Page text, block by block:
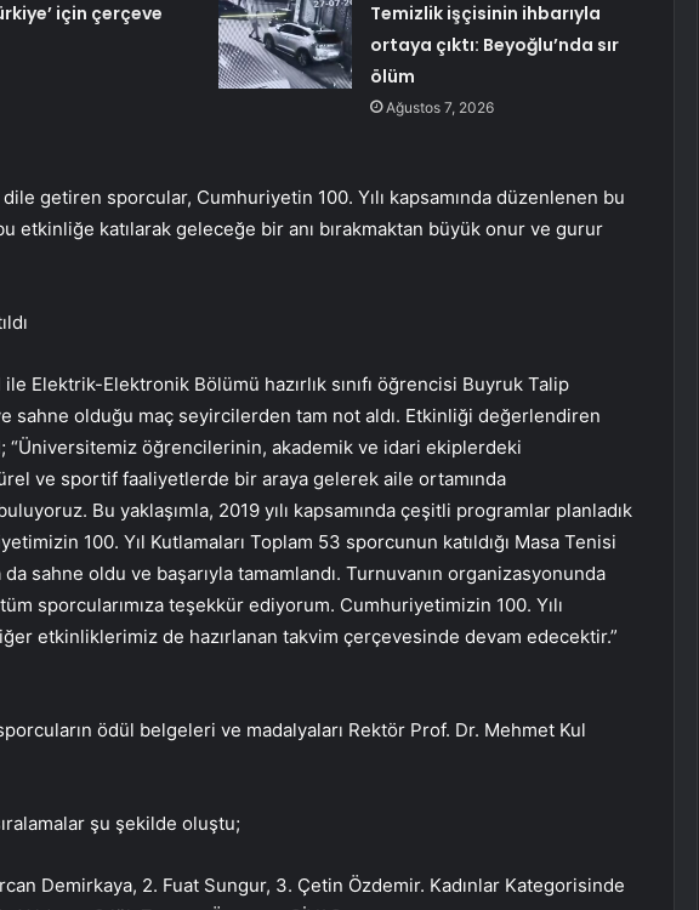
için çerçeve
Temizlik işçisinin ihbarıyla
ortaya çıktı: Beyoğlu’nda sır
ölüm
Ağustos 7, 2026
getiren sporcular, Cumhuriyetin 100. Yılı kapsamında düzenlenen bu
etkinliğe katılarak geleceğe bir anı bırakmaktan büyük onur ve gurur
Elektrik-Elektronik Bölümü hazırlık sınıfı öğrencisi Buyruk Talip
sahne olduğu maç seyircilerden tam not aldı. Etkinliği değerlendiren
“Üniversitemiz öğrencilerinin, akademik ve idari ekiplerdeki
ve sportif faaliyetlerde bir araya gelerek aile ortamında
Bu yaklaşımla, 2019 yılı kapsamında çeşitli programlar planladık
100. Yıl Kutlamaları Toplam 53 sporcunun katıldığı Masa Tenisi
sahne oldu ve başarıyla tamamlandı. Turnuvanın organizasyonunda
sporcularımıza teşekkür ediyorum. Cumhuriyetimizin 100. Yılı
etkinliklerimiz de hazırlanan takvim çerçevesinde devam edecektir.”
ödül belgeleri ve madalyaları Rektör Prof. Dr. Mehmet Kul
şu şekilde oluştu;
Demirkaya, 2. Fuat Sungur, 3. Çetin Özdemir. Kadınlar Kategorisinde